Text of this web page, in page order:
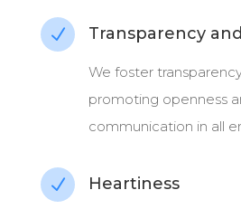
N Transparency
We foster
promoting openness
communication in all
N Heartiness